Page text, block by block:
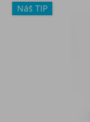
Náš TIP